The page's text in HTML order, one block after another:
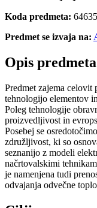
Koda predmeta: 64635
Predmet se izvaja na:
Opis predmeta
Predmet zajema celovit
tehnologijo elementov
Poleg tehnologije
proizvedljivost in
Posebej se
združljivost, ki so
seznanijo z modeli
načrtovalskimi
je namenjena tudi
odvajanja odvečne